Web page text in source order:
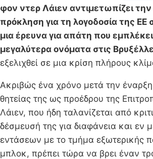
φον ντερ Λάιεν αντιμετωπίζει
πρόκληση για τη λογοδοσία της ΕΕ
μια έρευνα για απάτη που
μεγαλύτερα ονόματα στις
εξελιχθεί σε μια κρίση πλήρους
Ακριβώς ένα χρόνο μετά την έναρξη
θητείας της ως προέδρου της
Λάιεν, που ήδη ταλανίζεται από
δέσμευσή της για διαφάνεια και εν
εντάσεων με το τμήμα εξωτερικής
μπλοκ, πρέπει τώρα να βρει έναν